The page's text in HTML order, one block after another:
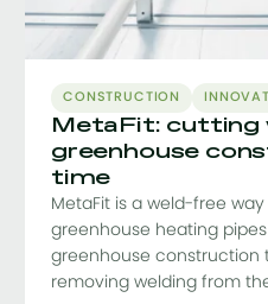
CONSTRUCTION
MetaFit: cutting
greenhouse
time
MetaFit is a weld-free
greenhouse heating
greenhouse construction
removing welding from